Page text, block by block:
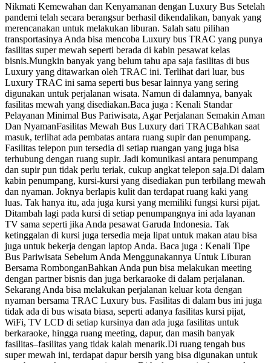
Nikmati Kemewahan dan Kenyamanan dengan Luxury Bus Setelah
pandemi telah secara berangsur berhasil dikendalikan, banyak yang
merencanakan untuk melakukan liburan. Salah satu pilihan
transportasinya Anda bisa mencoba Luxury bus TRAC yang punya
fasilitas super mewah seperti berada di kabin pesawat kelas
bisnis.Mungkin banyak yang belum tahu apa saja fasilitas di bus
Luxury yang ditawarkan oleh TRAC ini. Terlihat dari luar, bus
Luxury TRAC ini sama seperti bus besar lainnya yang sering
digunakan untuk perjalanan wisata. Namun di dalamnya, banyak
fasilitas mewah yang disediakan.Baca juga : Kenali Standar
Pelayanan Minimal Bus Pariwisata, Agar Perjalanan Semakin Aman
Dan NyamanFasilitas Mewah Bus Luxury dari TRACBahkan saat
masuk, terlihat ada pembatas antara ruang supir dan penumpang.
Fasilitas telepon pun tersedia di setiap ruangan yang juga bisa
terhubung dengan ruang supir. Jadi komunikasi antara penumpang
dan supir pun tidak perlu teriak, cukup angkat telepon saja.Di dalam
kabin penumpang, kursi-kursi yang disediakan pun terbilang mewah
dan nyaman. Joknya berlapis kulit dan terdapat ruang kaki yang
luas. Tak hanya itu, ada juga kursi yang memiliki fungsi kursi pijat.
Ditambah lagi pada kursi di setiap penumpangnya ini ada layanan
TV sama seperti jika Anda pesawat Garuda Indonesia. Tak
ketinggalan di kursi juga tersedia meja lipat untuk makan atau bisa
juga untuk bekerja dengan laptop Anda. Baca juga : Kenali Tipe
Bus Pariwisata Sebelum Anda Menggunakannya Untuk Liburan
Bersama RombonganBahkan Anda pun bisa melakukan meeting
dengan partner bisnis dan juga berkaraoke di dalam perjalanan.
Sekarang Anda bisa melakukan perjalanan keluar kota dengan
nyaman bersama TRAC Luxury bus. Fasilitas di dalam bus ini juga
tidak ada di bus wisata biasa, seperti adanya fasilitas kursi pijat,
WiFi, TV LCD di setiap kursinya dan ada juga fasilitas untuk
berkaraoke, hingga ruang meeting, dapur, dan masih banyak
fasilitas–fasilitas yang tidak kalah menarik.Di ruang tengah bus
super mewah ini, terdapat dapur bersih yang bisa digunakan untuk